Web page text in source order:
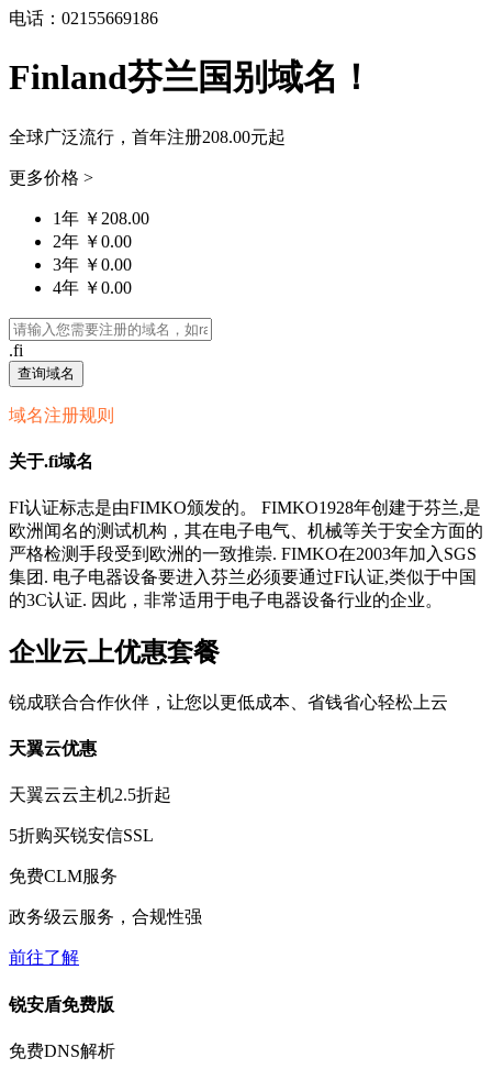
电话：02155669186
Finland芬兰国别域名！
全球广泛流行，首年注册208.00元起
更多价格 >
1年 ￥208.00
2年 ￥0.00
3年 ￥0.00
4年 ￥0.00
.fi
查询域名
域名注册规则
关于.fi域名
FI认证标志是由FIMKO颁发的。 FIMKO1928年创建于芬兰,是
欧洲闻名的测试机构，其在电子电气、机械等关于安全方面的
严格检测手段受到欧洲的一致推崇. FIMKO在2003年加入SGS
集团. 电子电器设备要进入芬兰必须要通过FI认证,类似于中国
的3C认证. 因此，非常适用于电子电器设备行业的企业。
企业云上优惠套餐
锐成联合合作伙伴，让您以更低成本、省钱省心轻松上云
天翼云优惠
天翼云云主机2.5折起
5折购买锐安信SSL
免费CLM服务
政务级云服务，合规性强
前往了解
锐安盾免费版
免费DNS解析